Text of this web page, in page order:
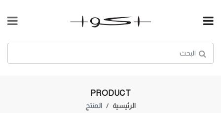
PRODUCT
الرئيسية المنتج